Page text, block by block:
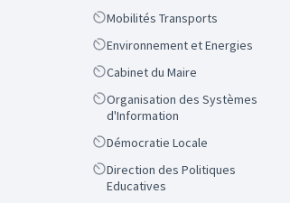
ScopeMobilités Transports
ScopeEnvironnement et Energies
ScopeCabinet du Maire
Scope
Organisation des Systèmes
d'Information
ScopeDémocratie Locale
Scope
Direction des Politiques
Educatives